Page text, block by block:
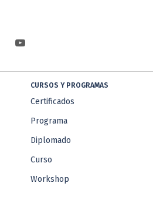
CURSOS Y PROGRAMAS
Certificados
Programa
Diplomado
Curso
Workshop